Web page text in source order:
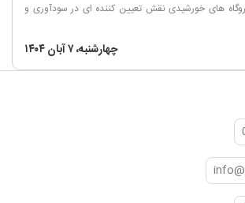
نیروگاه های خورشیدی نقش تعیین کننده ای در سودآوری و
چهارشنبه، ۷ آبان ۱۴۰۴